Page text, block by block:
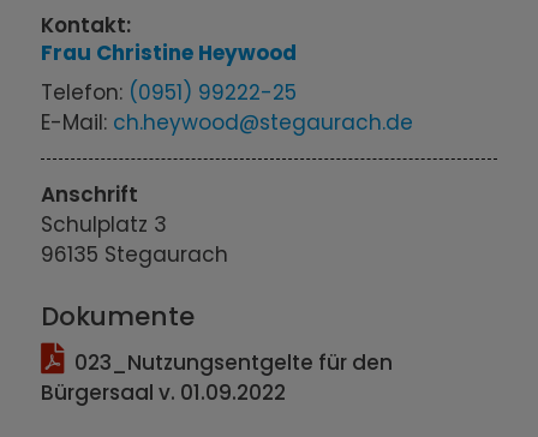
Dokumente
023_Nutzungsentgelte für den
Bürgersaal v. 01.09.2022
Kontakt:
Frau Christine Heywood
Telefon: (0951) 99222-25
E-Mail: ch.heywood@stegaurach.de
Anschrift
Schulplatz 3
96135 Stegaurach